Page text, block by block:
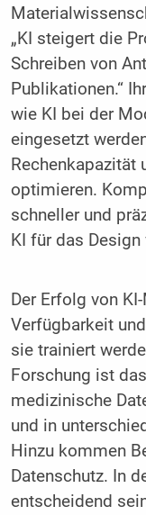
„KI steigert die
Schreiben von
Publikationen.“
wie KI bei der
eingesetzt
Rechenkapazität
optimieren.
schneller und
KI für das Design
Der Erfolg von
Verfügbarkeit
sie trainiert
Forschung ist
medizinische
und in
Hinzu kommen
Datenschutz. In
entscheidend